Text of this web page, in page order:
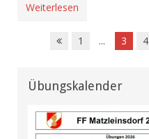
Weiterlesen
1 ... 3 4
Übungskalender